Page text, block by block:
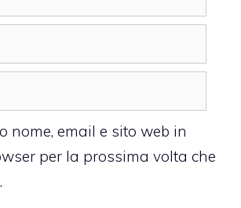
nome, email e sito web in
per la prossima volta che